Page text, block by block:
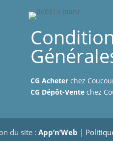
CG Acheter chez
CG Dépôt-Vente chez
du site : App’n’Web |